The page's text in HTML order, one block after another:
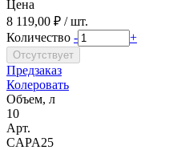
Цена
8 119,00 ₽ / шт.
Количество - +
Предзаказ
Колеровать
Объем, л
10
Арт.
CAPA25